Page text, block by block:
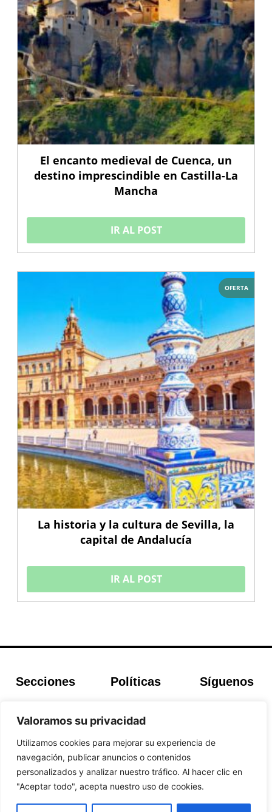
Valoramos su privacidad
Utilizamos cookies para mejorar su experiencia de
navegación, publicar anuncios o contenidos
personalizados y analizar nuestro tráfico. Al hacer clic en
"Aceptar todo", acepta nuestro uso de cookies.
El encanto medieval de Cuenca, un
destino imprescindible en Castilla-La
Mancha
IR AL POST
OFERTA
La historia y la cultura de Sevilla, la
capital de Andalucía
IR AL POST
Secciones
Buscador de
Guías de Viajes
Políticas
cookies
Política de
Privacidad
Síguenos
© 2026 Guias y Viajes. Todos los derechos reservados.